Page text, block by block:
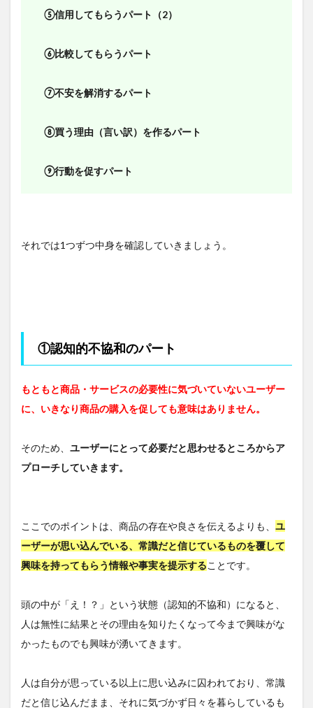
⑤信用してもらうパート（2）
⑥比較してもらうパート
⑦不安を解消するパート
⑧買う理由（言い訳）を作るパート
⑨行動を促すパート
それでは1つずつ中身を確認していきましょう。
①認知的不協和のパート
もともと商品・サービスの必要性に気づいていないユーザー
に、いきなり商品の購入を促しても意味はありません。
そのため、 ユーザーにとって必要だと思わせるところからア
プローチしていきます。
ここでのポイントは、商品の存在や良さを伝えるよりも、 ユ
ーザーが思い込んでいる、常識だと信じているものを覆して
興味を持ってもらう情報や事実を提示することです。
頭の中が「え！？」という状態（認知的不協和）になると、
人は無性に結果とその理由を知りたくなって今まで興味がな
かったものでも興味が湧いてきます。
人は自分が思っている以上に思い込みに囚われており、常識
だと信じ込んだまま、それに気づかず日々を暮らしているも